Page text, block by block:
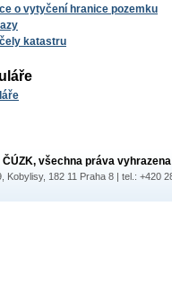
o vytyčení hranice pozemku
katastru
všechna práva vyhrazena
Kobylisy, 182 11 Praha 8 | tel.: +420